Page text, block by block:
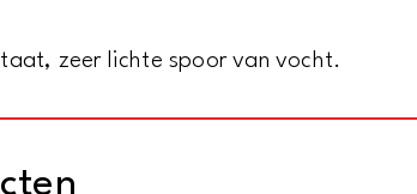
zeer lichte spoor van vocht.